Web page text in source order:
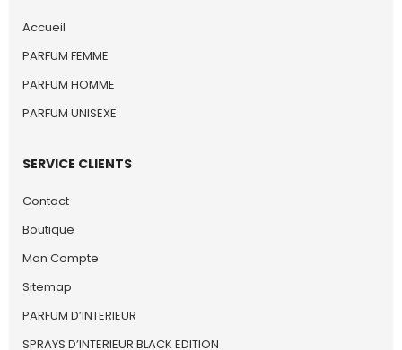
Accueil
PARFUM FEMME
PARFUM HOMME
PARFUM UNISEXE
SERVICE CLIENTS
Contact
Boutique
Mon Compte
Sitemap
PARFUM D’INTERIEUR
SPRAYS D’INTERIEUR BLACK EDITION